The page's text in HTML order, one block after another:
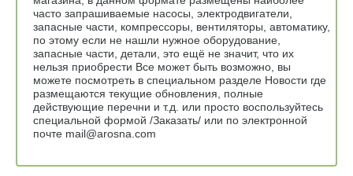
часто запрашиваемые насосы, электродвигатели,
запасные части, компрессоры, вентиляторы, автоматику,
по этому если не нашли нужное оборудование,
запасные части, детали, это ещё не значит, что их
нельзя приобрести Все может быть возможно, вы
можете посмотреть в специальном разделе Новости где
размещаются текущие обновления, полные
действующие перечни и т.д. или просто воспользуйтесь
специальной формой /Заказать/ или по электронной
почте mail@arosna.com